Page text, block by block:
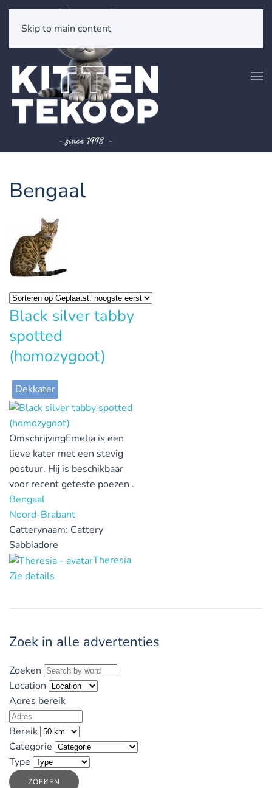
Skip to main content
Bengaal
Black silver tabby
spotted
(homozygoot)
Dekkater
OmschrijvingEmelia is een
lieve kater met een stevig
postuur. Hij is beschikbaar
voor recent geteste poezen .
Bengaal
Noord-Brabant
Catterynaam: Cattery
Sabbiadore
Theresia
Zie details
Zoek in alle advertenties
Zoeken
Location
Adres bereik
Bereik
Categorie
Type
ZOEKEN